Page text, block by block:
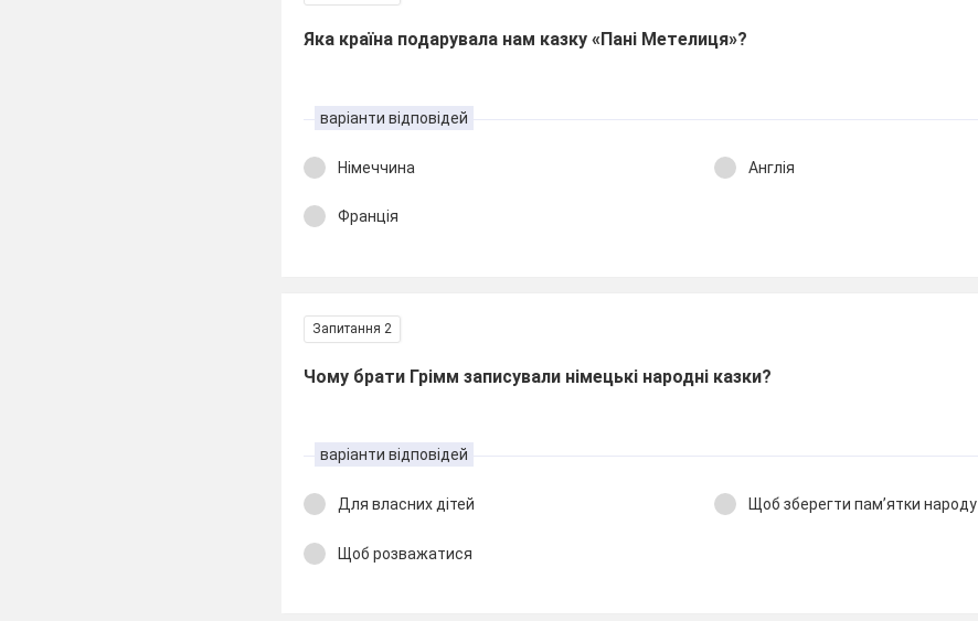
Яка країна подарувала нам казку «Пані Метелиця»?
варіанти відповідей
Німеччина Англія
Франція
Запитання 2
Чому брати Грімм записували німецькі народні казки?
варіанти відповідей
Для власних дітей Щоб зберегти пам’ятки народу
Щоб розважатися